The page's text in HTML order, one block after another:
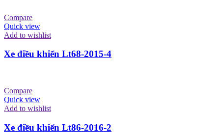
Compare
Quick view
Add to wishlist
Xe điều khiển Lt68-2015-4
Compare
Quick view
Add to wishlist
Xe điều khiển Lt86-2016-2